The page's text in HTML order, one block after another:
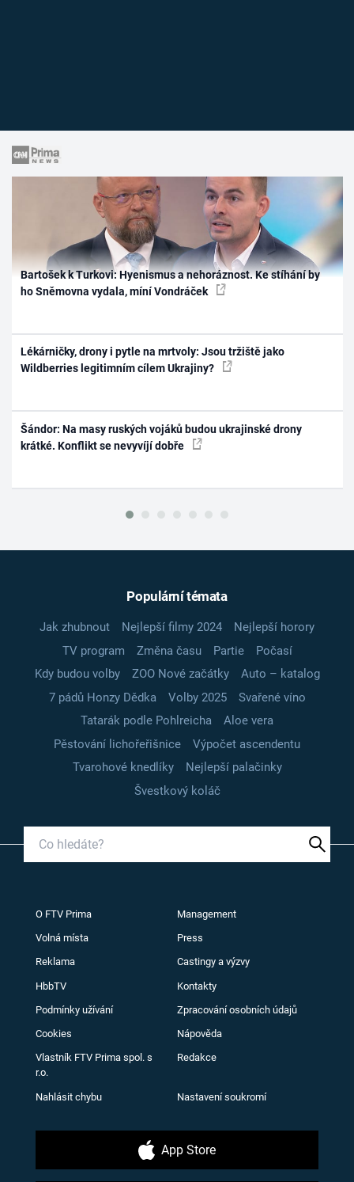
Bartošek k Turkovi: Hyenismus a nehoráznost. Ke stíhání by
ho Sněmovna vydala, míní Vondráček
Lékárničky, drony i pytle na mrtvoly: Jsou tržiště jako
Wildberries legitimním cílem Ukrajiny?
Šándor: Na masy ruských vojáků budou ukrajinské drony
krátké. Konflikt se nevyvíjí dobře
Populární témata
Jak zhubnout Nejlepší filmy 2024
Nejlepší horory
TV program
Změna času Partie
Počasí
Kdy budou volby
ZOO Nové začátky
Auto – katalog
7 pádů Honzy Dědka
Volby 2025
Svařené víno
Tatarák podle Pohlreicha
Aloe vera
Pěstování lichořeřišnice
Výpočet ascendentu
Tvarohové knedlíky
Nejlepší palačinky
Švestkový koláč
O FTV Prima Management
Volná místa Press
Reklama Castingy a výzvy
HbbTV Kontakty
Podmínky užívání Zpracování osobních údajů
Cookies Nápověda
Vlastník FTV Prima spol. s
r.o.
Redakce
Nahlásit chybu Nastavení soukromí
App Store